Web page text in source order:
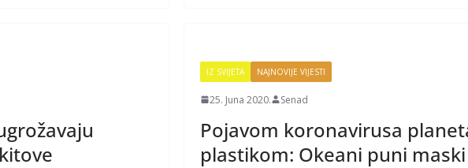
IZ SVIJETA NAJNOVIJE VIJESTI
25. Juna 2020. Senad
Pojavom koronavirusa
plastikom: Okeani puni